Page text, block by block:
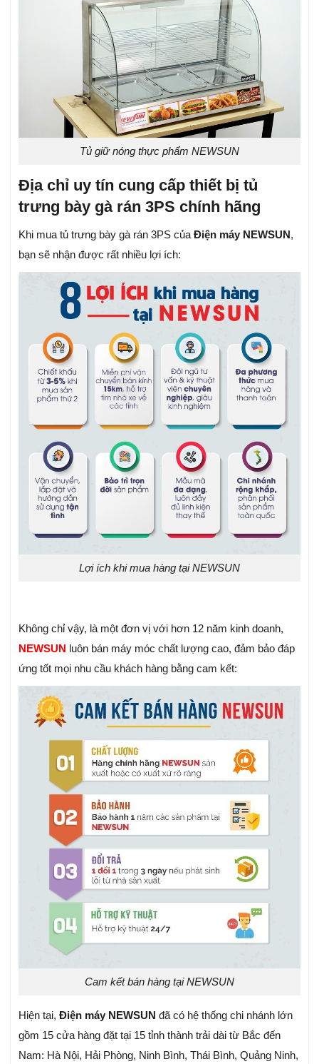
Tủ giữ nóng thực phẩm NEWSUN
Địa chỉ uy tín cung cấp thiết bị tủ
trưng bày gà rán 3PS chính hãng
Khi mua tủ trưng bày gà rán 3PS của Điện máy NEWSUN,
bạn sẽ nhận được rất nhiều lợi ích:
Lợi ích khi mua hàng tại NEWSUN
Không chỉ vậy, là một đơn vị với hơn 12 năm kinh doanh,
NEWSUN luôn bán máy móc chất lượng cao, đảm bảo đáp
ứng tốt mọi nhu cầu khách hàng bằng cam kết:
Cam kết bán hàng tại NEWSUN
Hiện tại, Điện máy NEWSUN đã có hệ thống chi nhánh lớn
gồm 15 cửa hàng đặt tại 15 tỉnh thành trải dài từ Bắc đến
Nam: Hà Nội, Hải Phòng, Ninh Bình, Thái Bình, Quảng Ninh,